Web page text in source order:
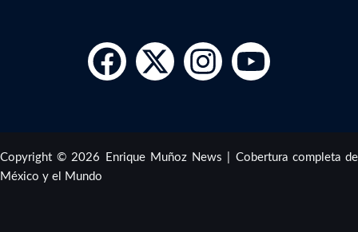
Copyright © 2026 Enrique Muñoz News | Cobertura completa de
México y el Mundo